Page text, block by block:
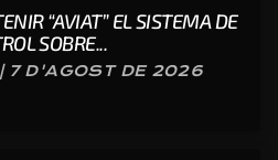
“AVIAT” EL SISTEMA DE
SOBRE...
7 D'AGOST DE 2026